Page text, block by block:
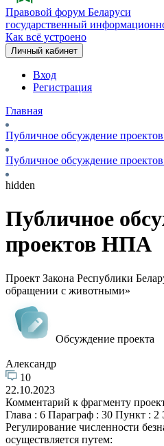
Правовой форум Беларуси
государственный
Как всё устроено
Личный кабинет
Вход
Регистрация
Главная
Публичное обсуждение
Публичное обсуждение
hidden
Публичное
проектов НПА
Проект Закона Республики
обращении с животными»
Обсуждение проекта
Александр
10
22.10.2023
Комментарий к фрагменту
Глава : 6 Параграф : 30 Пункт : 2
Регулирование численности
осуществляется путем: